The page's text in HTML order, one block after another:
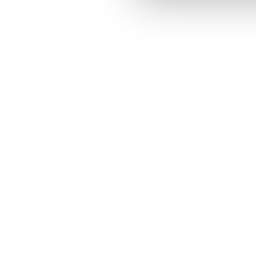
Adicionalmente